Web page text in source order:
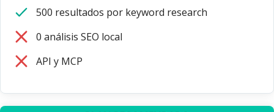
500 resultados por keyword research
0 análisis SEO local
API y MCP